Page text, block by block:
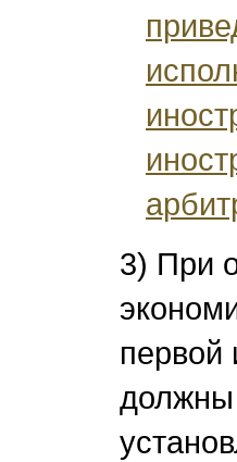
3) При
первой
должны